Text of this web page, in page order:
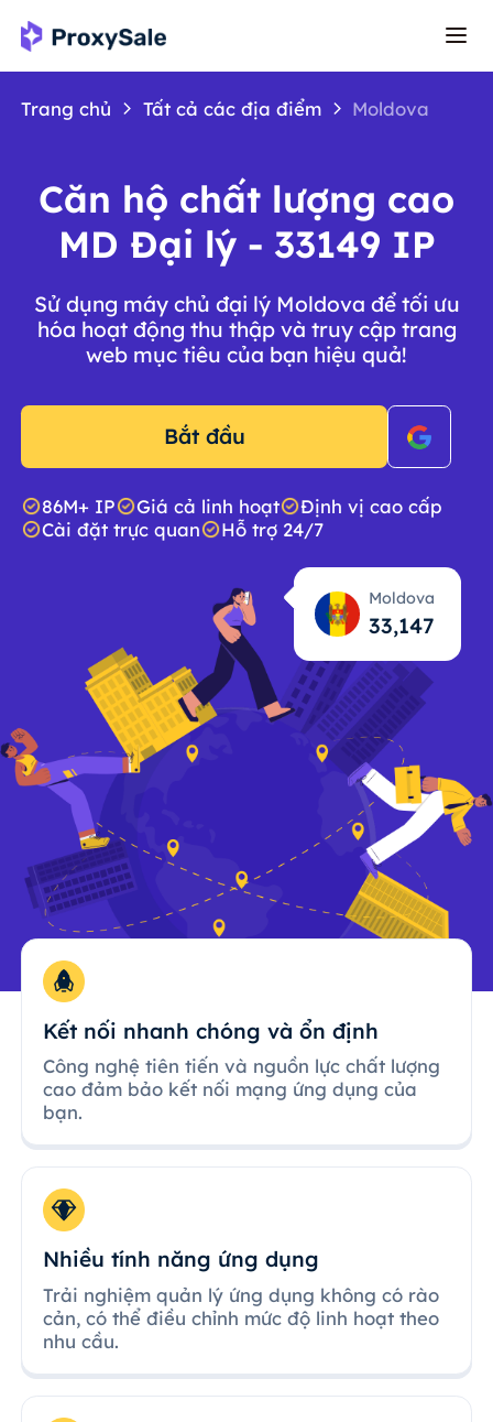
Trang chủ Tất cả các địa điểm Moldova
Căn hộ chất lượng cao
MD Đại lý - 33149 IP
Sử dụng máy chủ đại lý Moldova để tối ưu
hóa hoạt động thu thập và truy cập trang
web mục tiêu của bạn hiệu quả!
Bắt đầu
86M+ IP Giá cả linh hoạt
Định vị cao cấp
Cài đặt trực quan
Hỗ trợ 24/7
Moldova
33,149
Kết nối nhanh chóng và ổn định
Công nghệ tiên tiến và nguồn lực chất lượng
cao đảm bảo kết nối mạng ứng dụng của
bạn.
Nhiều tính năng ứng dụng
Trải nghiệm quản lý ứng dụng không có rào
cản, có thể điều chỉnh mức độ linh hoạt theo
nhu cầu.